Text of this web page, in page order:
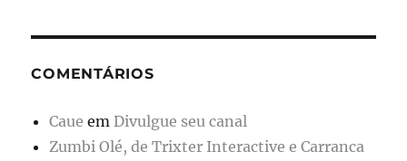
COMENTÁRIOS
Caue em Divulgue seu canal
Zumbi Olé, de Trixter Interactive e Carranca